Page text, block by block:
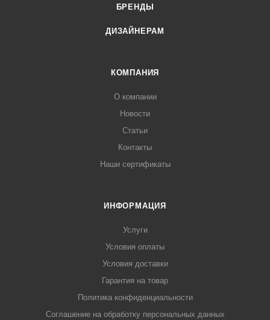
БРЕНДЫ
ДИЗАЙНЕРАМ
КОМПАНИЯ
О компании
Новости
Статьи
Контакты
Наши сертификаты
ИНФОРМАЦИЯ
Услуги
Условия оплаты
Условия доставки
Гарантия на товар
Политика конфиденциальности
Соглашение на обработку персональных данных